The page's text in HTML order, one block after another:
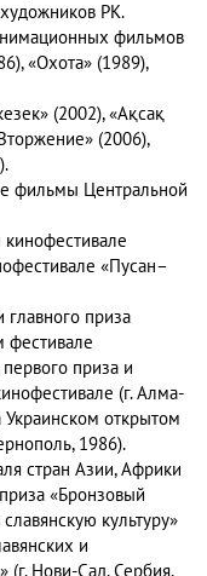
РК.
фильмов
«Охота» (1989),
(2002), «Ақсақ
(2006),
фильмы Центральной
«Пусан–
приза
фестивале
приза и
(г. Алма-
открытом
1986).
стран Азии, Африки
«Бронзовый
культуру»
и
(г. Нови-Сад, Сербия,